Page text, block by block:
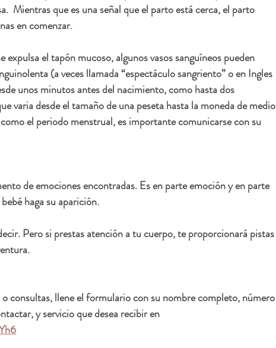
Mientras que es una señal que el parto está cerca, el parto
en comenzar.
expulsa el tapón mucoso, algunos vasos sanguíneos pueden
(a veces llamada “espectáculo sangriento” o en Ingles
unos minutos antes del nacimiento, como hasta dos
varia desde el tamaño de una peseta hasta la moneda de medio
el periodo menstrual, es importante comunicarse con su
de emociones encontradas. Es en parte emoción y en parte
haga su aparición.
Pero si prestas atención a tu cuerpo, te proporcionará pistas
consultas, llene el formulario con su nombre completo, número
y servicio que desea recibir en